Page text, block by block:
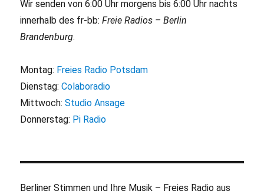
Wir senden von 6:00 Uhr morgens bis 6:00 Uhr nachts
innerhalb des fr-bb:Freie Radios – Berlin
Brandenburg.
Montag: Freies Radio Potsdam
Dienstag:Colaboradio
Mittwoch:Studio Ansage
Donnerstag: Pi Radio
Berliner Stimmen und Ihre Musik – Freies Radio aus